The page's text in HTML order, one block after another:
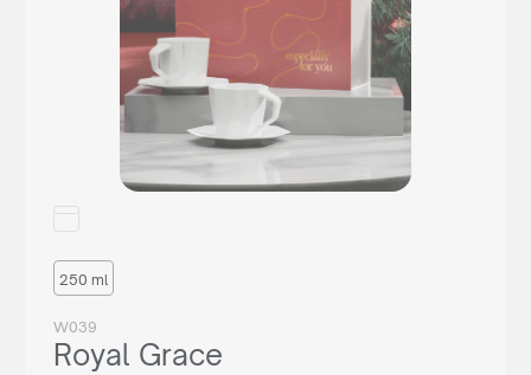
250 ml
W039
Royal Grace